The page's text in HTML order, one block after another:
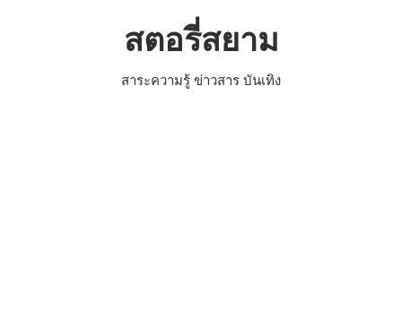
สตอรี่สยาม
สาระความรู้ ข่าวสาร บันเทิง